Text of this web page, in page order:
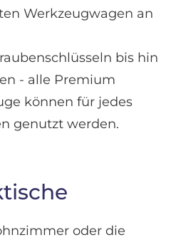
Werkzeugwagen an
bis hin
- alle Premium
können für jedes
genutzt werden.
oder die